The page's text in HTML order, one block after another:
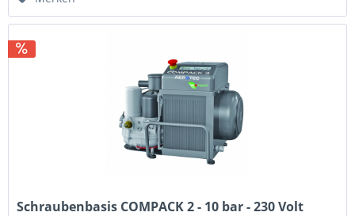
Schraubenbasis COMPACK 2 - 10 bar - 230 Volt